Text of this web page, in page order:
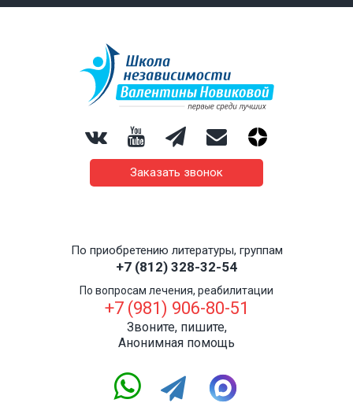
Заказать звонок
По приобретению литературы, группам
+7 (812) 328-32-54
По вопросам лечения, реабилитации
+7 (981) 906-80-51
Звоните, пишите,
Анонимная помощь